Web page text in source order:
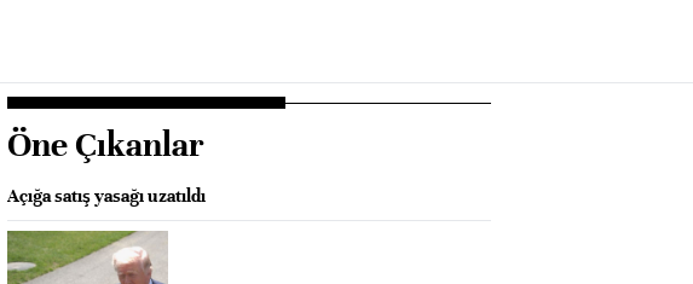
Öne Çıkanlar
Açığa satış yasağı uzatıldı